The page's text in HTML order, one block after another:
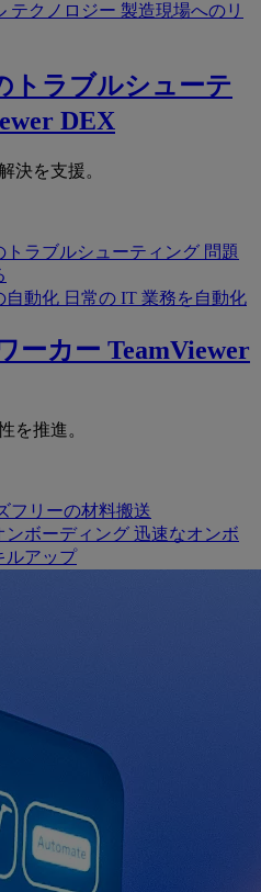
テクノロジー 製造現場へのリ
トラブルシューテ
DEX
決を支援。
トラブルシューティング 問題
自動化 日常の IT 業務を自動化
ーカー TeamViewer
を推進。
フリーの材料搬送
ンボーディング 迅速なオンボ
ルアップ